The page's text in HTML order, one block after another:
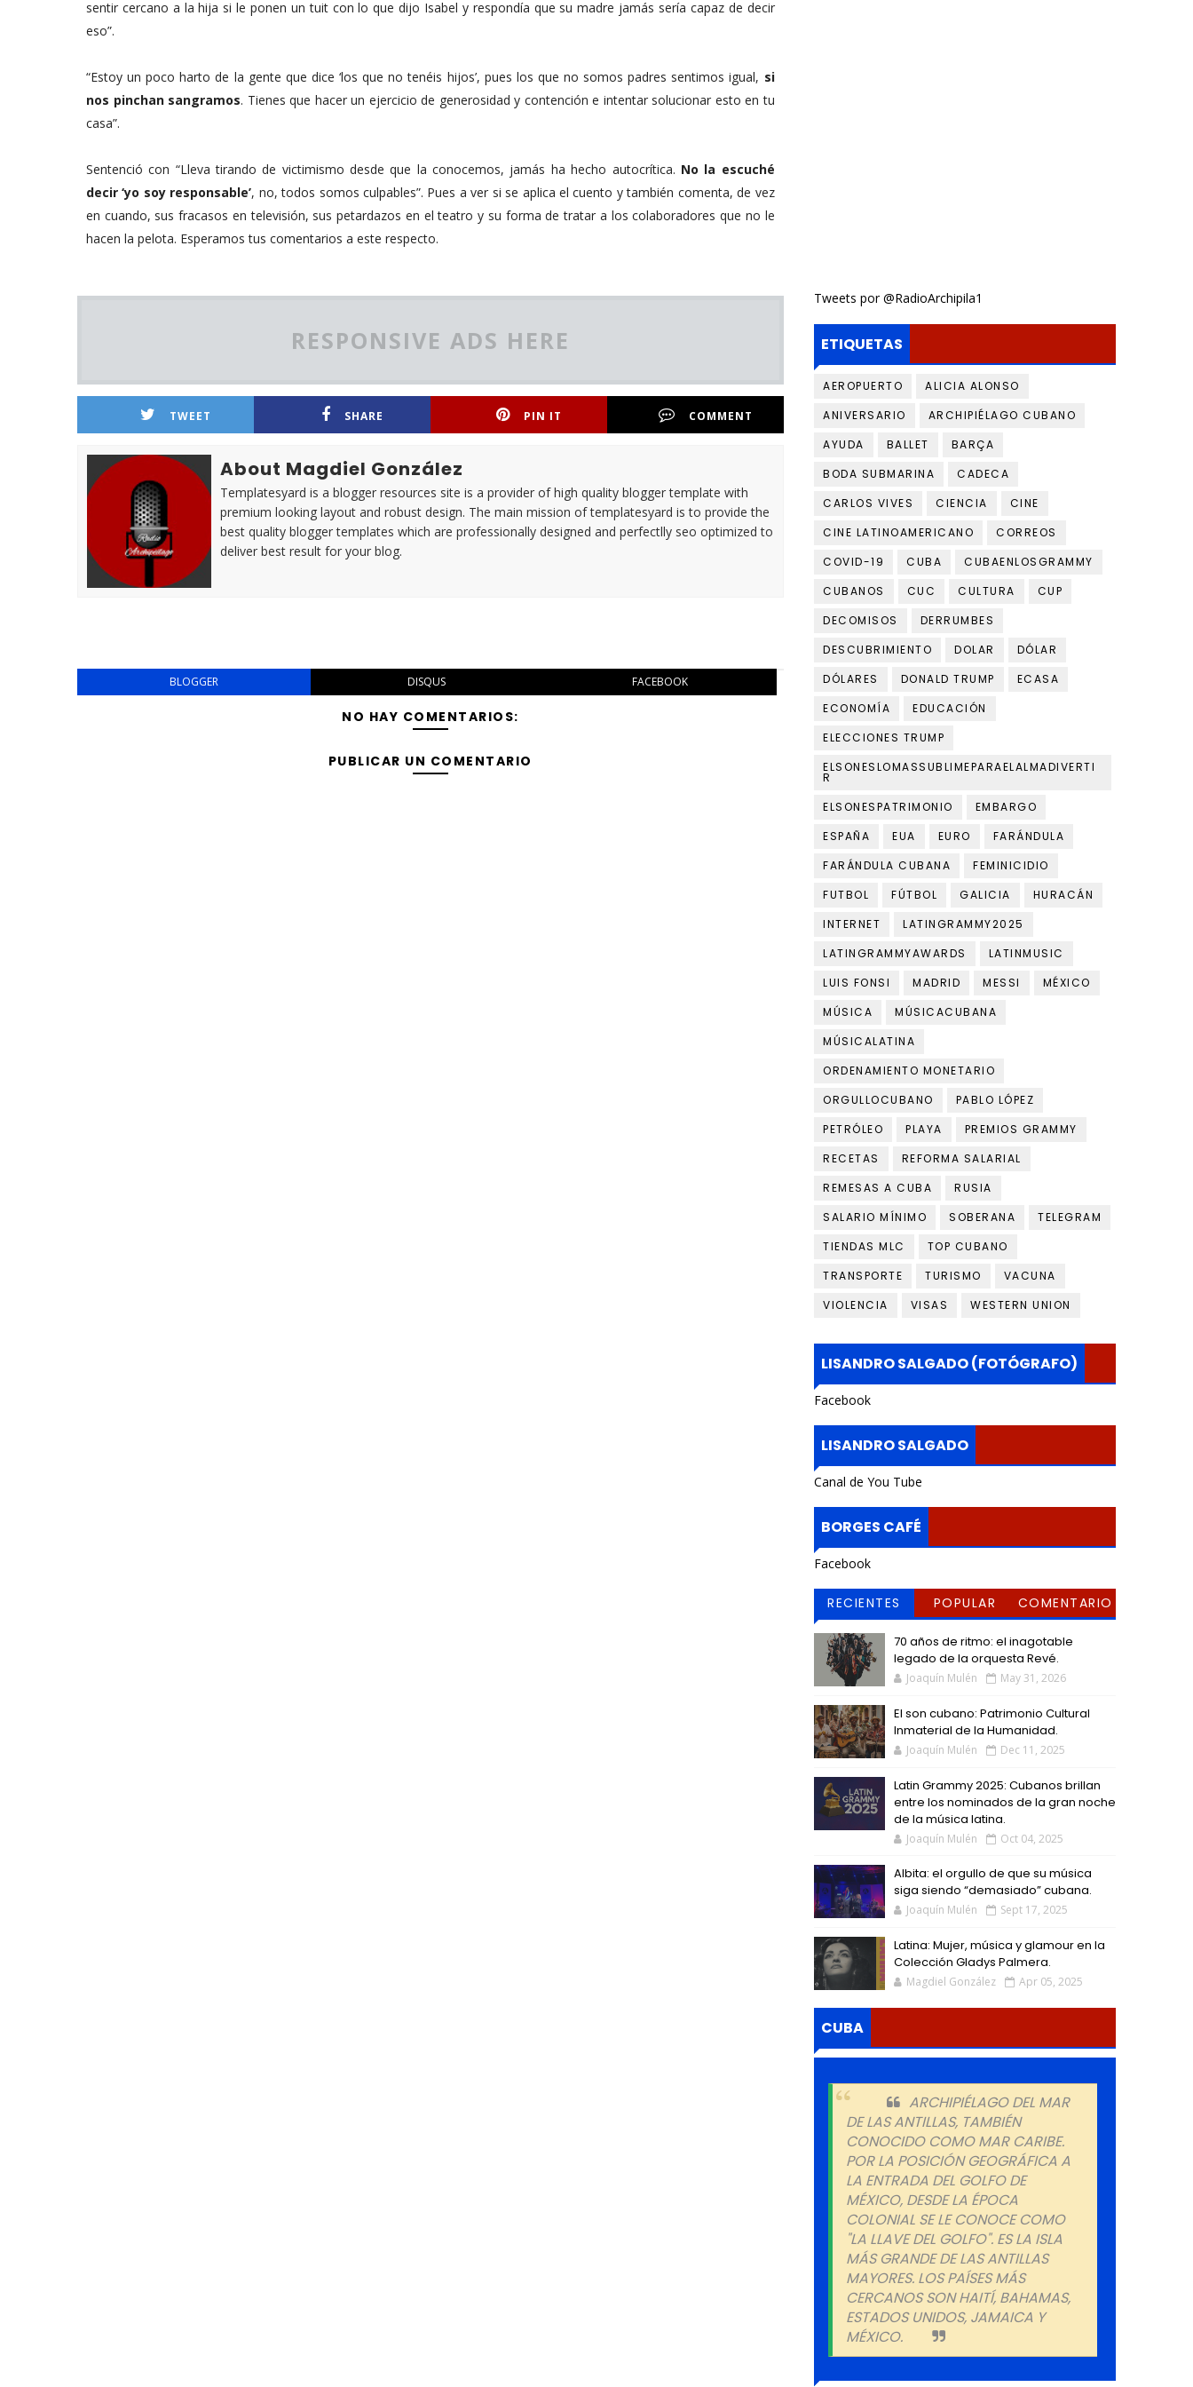
sentir cercano a la hija si le ponen un tuit con lo que dijo Isabel y respondía que su madre jamás sería capaz de decir
eso”.
“Estoy un poco harto de la gente que dice ‘los que no tenéis hijos’, pues los que no somos padres sentimos igual, si
nos pinchan sangramos. Tienes que hacer un ejercicio de generosidad y contención e intentar solucionar esto en tu
casa”.
Sentenció con “Lleva tirando de victimismo desde que la conocemos, jamás ha hecho autocrítica. No la escuché
decir ‘yo soy responsable’, no, todos somos culpables”. Pues a ver si se aplica el cuento y también comenta, de vez
en cuando, sus fracasos en televisión, sus petardazos en el teatro y su forma de tratar a los colaboradores que no le
hacen la pelota. Esperamos tus comentarios a este respecto.
RESPONSIVE ADS HERE
TWEET SHARE PIN IT COMMENT
About Magdiel González
Templatesyard is a blogger resources site is a provider of high quality blogger template with
premium looking layout and robust design. The main mission of templatesyard is to provide the
best quality blogger templates which are professionally designed and perfectlly seo optimized to
deliver best result for your blog.
BLOGGER DISQUS FACEBOOK
NO HAY COMENTARIOS:
PUBLICAR UN COMENTARIO
Tweets por @RadioArchipila1
ETIQUETAS
AEROPUERTO
ALICIA ALONSO
ANIVERSARIO
ARCHIPIÉLAGO CUBANO
AYUDA
BALLET
BARÇA
BODA SUBMARINA
CADECA
CARLOS VIVES
CIENCIA
CINE
CINE LATINOAMERICANO
CORREOS
COVID-19
CUBA
CUBAENLOSGRAMMY
CUBANOS
CUC CULTURA
CUP
DECOMISOS
DERRUMBES
DESCUBRIMIENTO
DOLAR
DÓLAR
DÓLARES
DONALD TRUMP
ECASA
ECONOMÍA
EDUCACIÓN
ELECCIONES TRUMP
ELSONESLOMASSUBLIMEPARAELALMADIVERTI
R
ELSONESPATRIMONIO
EMBARGO
ESPAÑA
EUA EURO
FARÁNDULA
FARÁNDULA CUBANA
FEMINICIDIO
FUTBOL
FÚTBOL GALICIA
HURACÁN
INTERNET
LATINGRAMMY2025
LATINGRAMMYAWARDS
LATINMUSIC
LUIS FONSI
MADRID MESSI
MÉXICO
MÚSICA
MÚSICACUBANA
MÚSICALATINA
ORDENAMIENTO MONETARIO
ORGULLOCUBANO
PABLO LÓPEZ
PETRÓLEO
PLAYA
PREMIOS GRAMMY
RECETAS
REFORMA SALARIAL
REMESAS A CUBA
RUSIA
SALARIO MÍNIMO
SOBERANA
TELEGRAM
TIENDAS MLC
TOP CUBANO
TRANSPORTE
TURISMO
VACUNA
VIOLENCIA
VISAS WESTERN UNION
LISANDRO SALGADO (FOTÓGRAFO)
Facebook
LISANDRO SALGADO
Canal de You Tube
BORGES CAFÉ
Facebook
RECIENTES POPULAR
COMENTARIO
70 años de ritmo: el inagotable
legado de la orquesta Revé.
Joaquín Mulén May 31, 2026
El son cubano: Patrimonio Cultural
Inmaterial de la Humanidad.
Joaquín Mulén Dec 11, 2025
Latin Grammy 2025: Cubanos brillan
entre los nominados de la gran noche
de la música latina.
Joaquín Mulén Oct 04, 2025
Albita: el orgullo de que su música
siga siendo “demasiado” cubana.
Joaquín Mulén Sept 17, 2025
Latina: Mujer, música y glamour en la
Colección Gladys Palmera.
Magdiel González Apr 05, 2025
CUBA
ARCHIPIÉLAGO DEL MAR
DE LAS ANTILLAS, TAMBIÉN
CONOCIDO COMO MAR CARIBE.
POR LA POSICIÓN GEOGRÁFICA A
LA ENTRADA DEL GOLFO DE
MÉXICO, DESDE LA ÉPOCA
COLONIAL SE LE CONOCE COMO
"LA LLAVE DEL GOLFO". ES LA ISLA
MÁS GRANDE DE LAS ANTILLAS
MAYORES. LOS PAÍSES MÁS
CERCANOS SON HAITÍ, BAHAMAS,
ESTADOS UNIDOS, JAMAICA Y
MÉXICO.